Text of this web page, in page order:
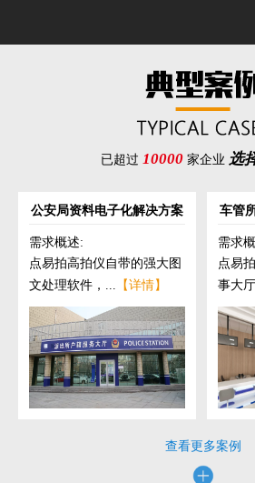
已超过 10000 家企业 选
公安局资料电子化解决方案
需求概述:
点易拍高拍仪自带的强大图
文处理软件，... 【详情】
车管
需求
点易
事大
查看更多案例